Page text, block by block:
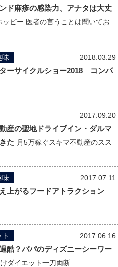
ド麻疹の感染力、アナタは大丈
ッピー 医者の言うことは聞いてお
2018.03.29
味
ーサイクルショー2018 コンパ
2017.09.20
産の聖地ドライブイン・ダルマ
た 月5万稼ぐスキマ不動産のスス
2017.07.11
味
上がるフードアトラクション
2017.06.16
ト
酷？パパのディズニーシーワー
ダイエット一刀両断